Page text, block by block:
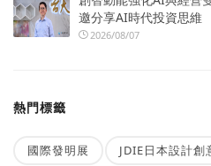
邀分享AI時代投資思維
2026/08/07
熱門標籤
國際發明展 JDIE日本設計創